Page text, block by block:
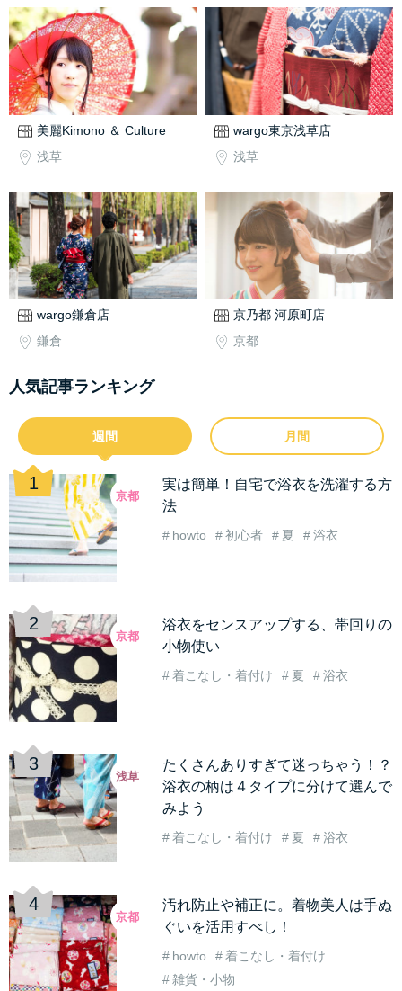
美麗Kimono ＆ Culture
浅草
wargo東京浅草店
浅草
wargo鎌倉店
鎌倉
京乃都 河原町店
京都
人気記事ランキング
週間 月間
実は簡単！自宅で浴衣を洗濯する方
法
howto 初心者 夏 浴衣
京都
浴衣をセンスアップする、帯回りの
小物使い
着こなし・着付け 夏 浴衣
京都
たくさんありすぎて迷っちゃう！？
浴衣の柄は４タイプに分けて選んで
みよう
着こなし・着付け 夏 浴衣
浅草
汚れ防止や補正に。着物美人は手ぬ
ぐいを活用すべし！
howto
着こなし・着付け
雑貨・小物
京都